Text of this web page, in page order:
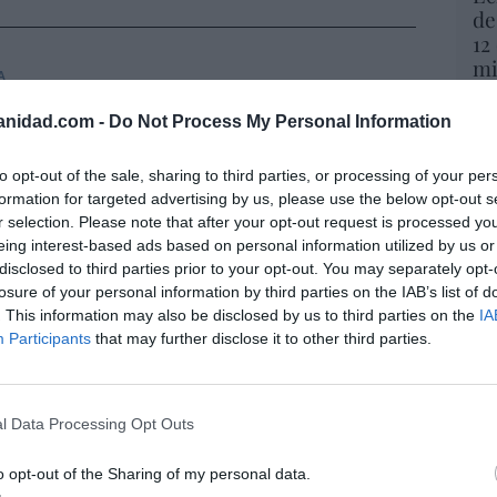
- Do Not Process My Personal Information
opt-out of the sale, sharing to third parties, or processing of your
for targeted advertising by us, please use the below opt-out
selection. Please note that after your opt-out request is processed
interest-based ads based on personal information utilized by us
to third parties prior to your opt-out. You may separately
of your personal information by third parties on the IAB’s list of
This information may also be disclosed by us to third parties on the
Participants that may further disclose it to other third parties.
Data Processing Opt Outs
opt-out of the Sharing of my personal data.
intensifica la persecución a los
“Es casi imposible que se reúnan en un
09/08/26 06:00
08/26 06:00
y